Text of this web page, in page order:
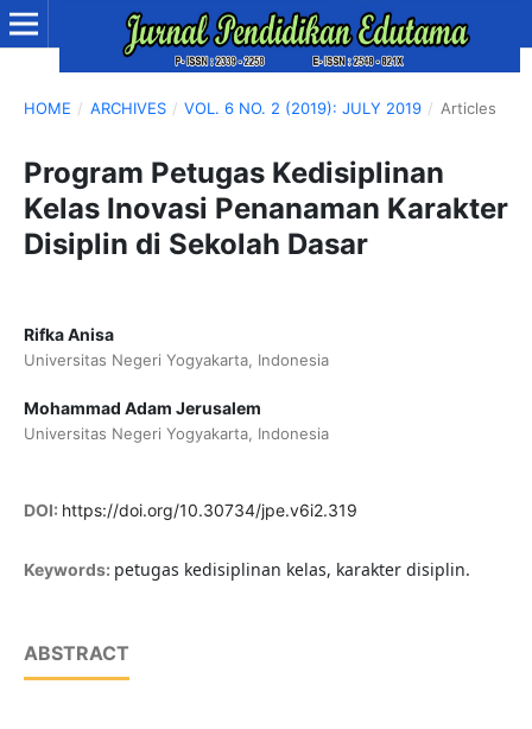
HOME / ARCHIVES / VOL. 6 NO. 2 (2019): JULY 2019 / Articles
Program Petugas Kedisiplinan
Kelas Inovasi Penanaman Karakter
Disiplin di Sekolah Dasar
Rifka Anisa
Universitas Negeri Yogyakarta, Indonesia
Mohammad Adam Jerusalem
Universitas Negeri Yogyakarta, Indonesia
DOI: https://doi.org/10.30734/jpe.v6i2.319
Keywords: petugas kedisiplinan kelas, karakter disiplin.
ABSTRACT